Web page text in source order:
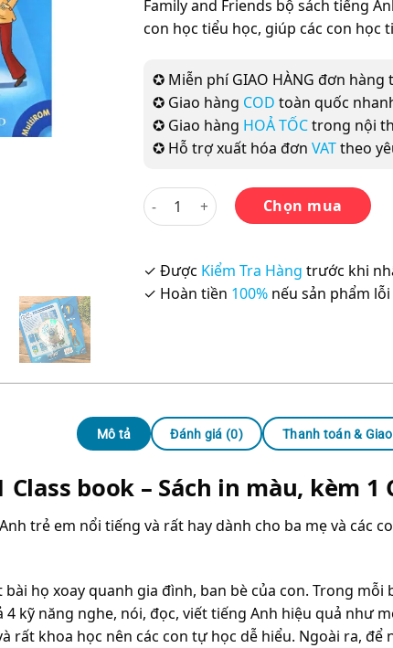
Family and Friends bộ sách tiếng
con học tiểu học, giúp các con học
✪ Miễn phí GIAO HÀNG đơn hàng
✪ Giao hàng COD toàn quốc
✪ Giao hàng HOẢ TỐCtrong nội
✪ Hỗ trợ xuất hóa đơn VATtheo
Family and Friends 1 Class book -
Chọn mua
✓ Được Kiểm Tra Hàng trước khi
✓ Hoàn tiền 100% nếu sản phẩm lỗi
Mô tả Đánh giá (0) Thanh toán &
book – Sách in màu, kèm 1
trẻ em nổi tiếng và rất hay dành cho ba mẹ và các
bài họ xoay quanh gia đình, ban bè của con. Trong
kỹ năng nghe, nói, đọc, viết tiếng Anh hiệu quả như
rất khoa học nên các con tự học dễ hiểu. Ngoài ra,